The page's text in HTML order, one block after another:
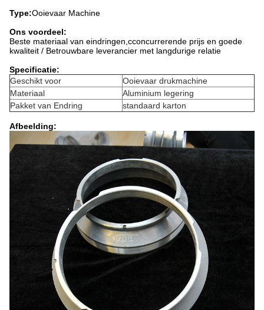
Type:Ooievaar Machine
Ons voordeel:
Beste materiaal van eindringen ,cconcurrerende prijs en goede
kwaliteit / Betrouwbare leverancier met langdurige relatie
Specificatie:
Geschikt voor
Ooievaar drukmachine
Materiaal
Aluminium legering
Pakket van Endring
standaard karton
Afbeelding: